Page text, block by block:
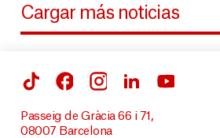
Cargar más noticias
Passeig de Gràcia 66 i 71,
08007 Barcelona